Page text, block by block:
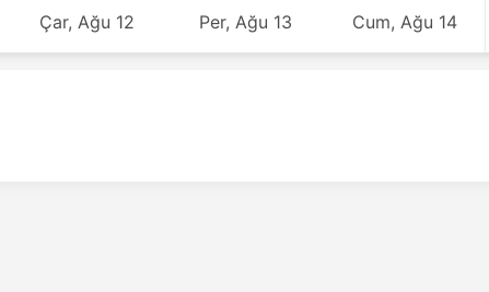
Çar, Ağu 12 Per, Ağu 13 Cum, Ağu 14